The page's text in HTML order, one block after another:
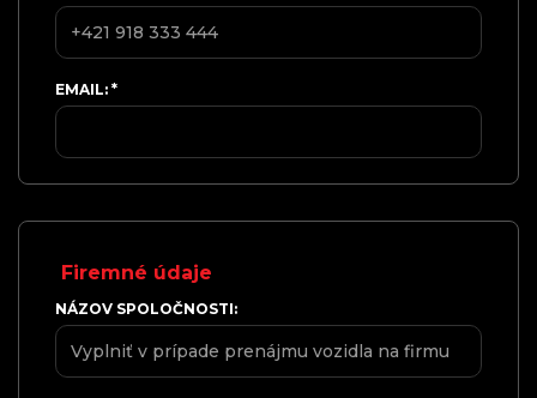
EMAIL: *
Firemné údaje
NÁZOV SPOLOČNOSTI: